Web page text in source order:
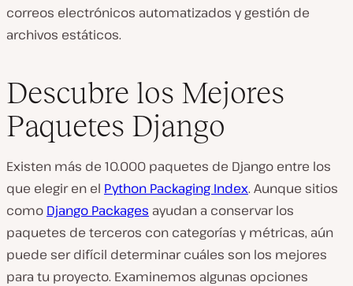
correos electrónicos automatizados y gestión de
archivos estáticos.
Descubre los Mejores
Paquetes Django
Existen más de 10.000 paquetes de Django entre los
que elegir en el Python Packaging Index. Aunque sitios
como Django Packages ayudan a conservar los
paquetes de terceros con categorías y métricas, aún
puede ser difícil determinar cuáles son los mejores
para tu proyecto. Examinemos algunas opciones